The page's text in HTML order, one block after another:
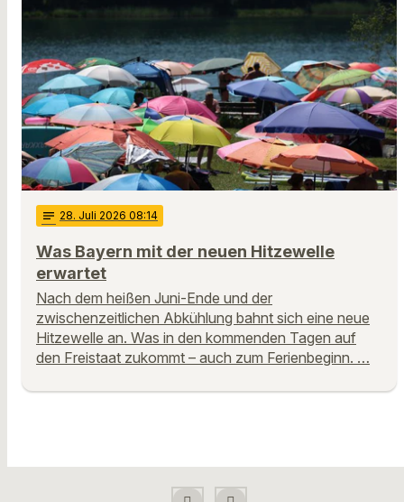
notes 28. Juli 2026 08:14
Was Bayern mit der neuen Hitzewelle
erwartet
Nach dem heißen Juni-Ende und der
zwischenzeitlichen Abkühlung bahnt sich eine neue
Hitzewelle an. Was in den kommenden Tagen auf
den Freistaat zukommt – auch zum Ferienbeginn. …